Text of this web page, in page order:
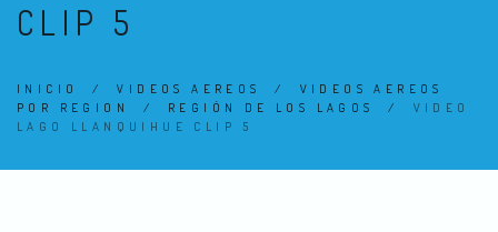
CLIP 5
INICIO /VIDEOS AEREOS / VIDEOS AEREOS
POR REGION
/ REGIÓN DE LOS LAGOS / VIDEO
LAGO LLANQUIHUE CLIP 5